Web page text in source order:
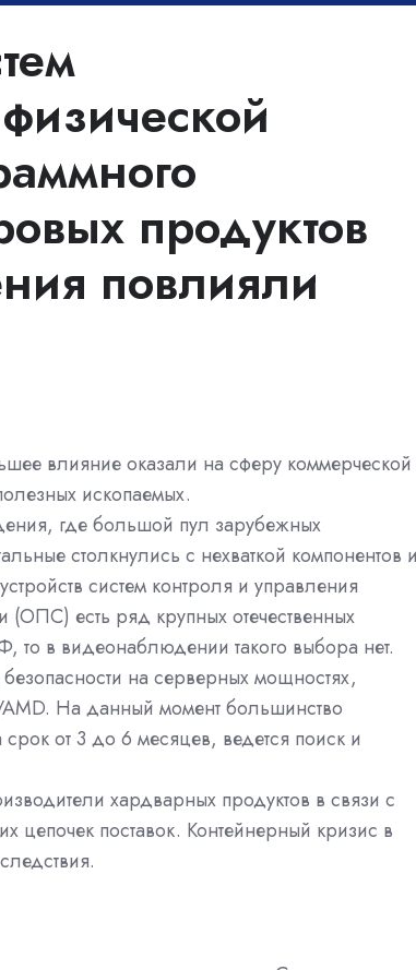
продуктов
повлияли
влияние оказали на сферу коммерческой
ископаемых.
где большой пул зарубежных
столкнулись с нехваткой компонентов и
систем контроля и управления
есть ряд крупных отечественных
то в видеонаблюдении такого выбора нет.
на серверных мощностях,
На данный момент большинство
от 3 до 6 месяцев, ведется поиск и
хардварных продуктов в связи с
цепочек поставок. Контейнерный кризис в